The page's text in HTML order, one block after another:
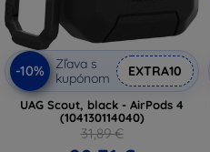
-10%
Zľava s
kupónom
EXTRA10
UAG Scout, black - AirPods 4
(104130114040)
31,89 €